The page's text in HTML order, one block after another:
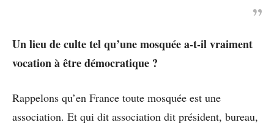
Un lieu de culte tel qu’une mosquée a-t-il vraiment
vocation à être démocratique ?
Rappelons qu’en France toute mosquée est une
association. Et qui dit association dit président, bureau,